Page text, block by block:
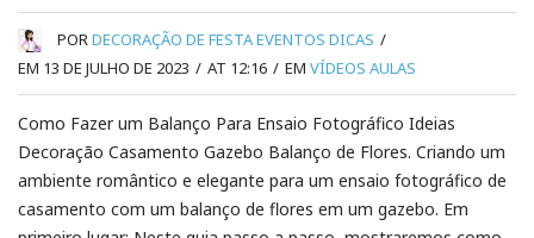
PORDECORAÇÃO DE FESTA EVENTOS DICAS /
EM 13 DE JULHO DE 2023 / AT 12:16 / EM VÍDEOS AULAS
Como Fazer um Balanço Para Ensaio Fotográfico Ideias
Decoração Casamento Gazebo Balanço de Flores. Criando um
ambiente romântico e elegante para um ensaio fotográfico de
casamento com um balanço de flores em um gazebo. Em